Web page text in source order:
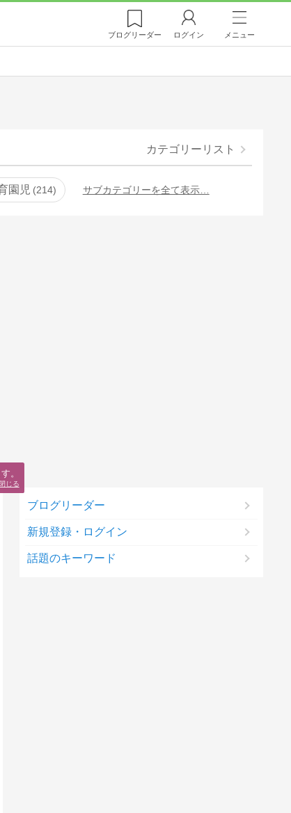
ブログリーダー ログイン メニュー
カテゴリーリスト
園児 214 サブカテゴリーを全て表示…
ブログリーダー
新規登録・ログイン
話題のキーワード
。
閉じる